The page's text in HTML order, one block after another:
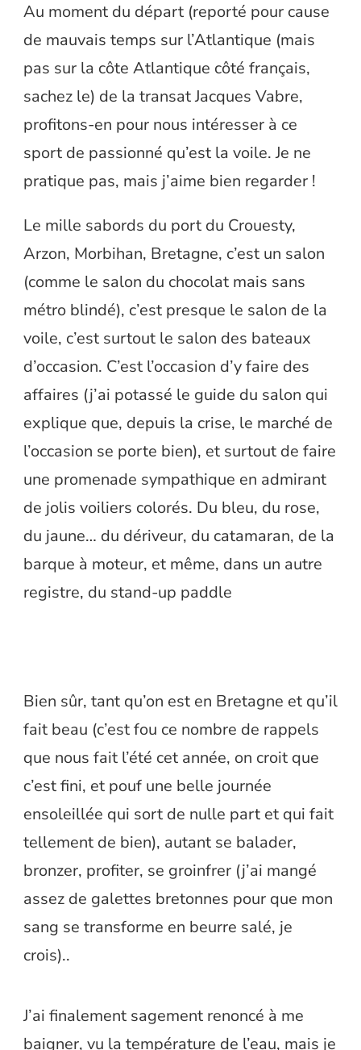
Au moment du départ (reporté pour cause
de mauvais temps sur l’Atlantique (mais
pas sur la côte Atlantique côté français,
sachez le) de la transat Jacques Vabre,
profitons-en pour nous intéresser à ce
sport de passionné qu’est la voile. Je ne
pratique pas, mais j’aime bien regarder !
Le mille sabords du port du Crouesty,
Arzon, Morbihan, Bretagne, c’est un salon
(comme le salon du chocolat mais sans
métro blindé), c’est presque le salon de la
voile, c’est surtout le salon des bateaux
d’occasion. C’est l’occasion d’y faire des
affaires (j’ai potassé le guide du salon qui
explique que, depuis la crise, le marché de
l’occasion se porte bien), et surtout de faire
une promenade sympathique en admirant
de jolis voiliers colorés. Du bleu, du rose,
du jaune… du dériveur, du catamaran, de la
barque à moteur, et même, dans un autre
registre, du stand-up paddle
Bien sûr, tant qu’on est en Bretagne et qu’il
fait beau (c’est fou ce nombre de rappels
que nous fait l’été cet année, on croit que
c’est fini, et pouf une belle journée
ensoleillée qui sort de nulle part et qui fait
tellement de bien), autant se balader,
bronzer, profiter, se groinfrer (j’ai mangé
assez de galettes bretonnes pour que mon
sang se transforme en beurre salé, je
crois)..
J’ai finalement sagement renoncé à me
baigner, vu la température de l’eau, mais je